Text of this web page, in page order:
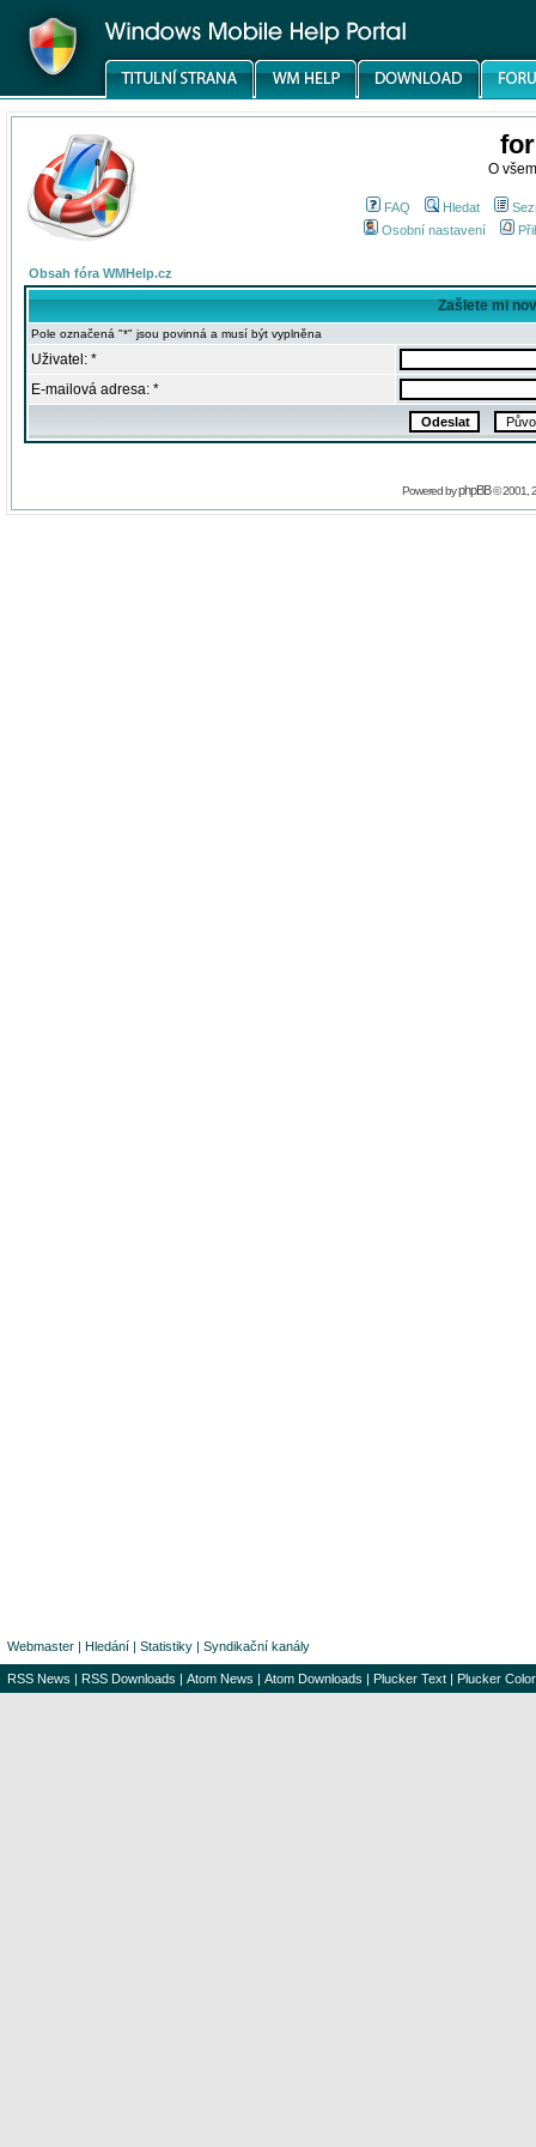
O
FAQ Hledat
Osobní nastavení
Obsah fóra WMHelp.cz
Zašlete mi
Pole označená "*" jsou povinná a musí být vyplněna
Uživatel: *
E-mailová adresa: *
Powered byphpBB© 2001,
Webmaster | Hledání | Statistiky | Syndikační kanály
RSS News | RSS Downloads | Atom News | Atom Downloads | Plucker Text | Plucker Color